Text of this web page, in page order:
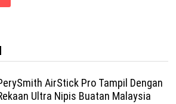
AirStick Pro Tampil Dengan
Ultra Nipis Buatan Malaysia